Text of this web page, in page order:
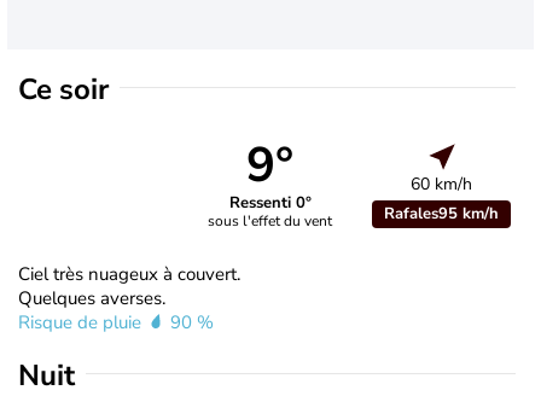
Ce soir
9°
Ressenti 0°
sous l'effet du vent
60 km/h
Rafales95 km/h
Ciel très nuageux à couvert.
Quelques averses.
Risque de pluie
90 %
Nuit